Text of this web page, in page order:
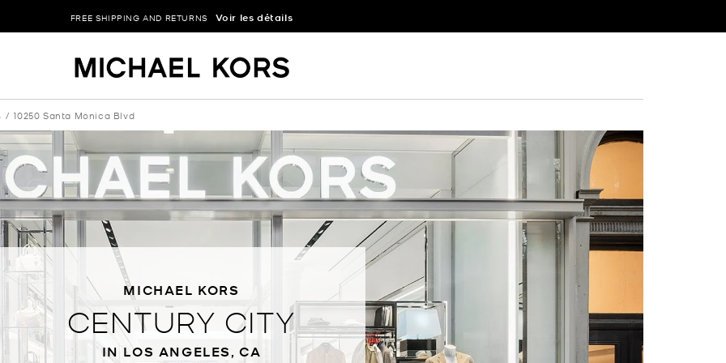
FREE SHIPPING AND RETURNS Voir les détails
10250 Santa Monica Blvd
MICHAEL KORS
CENTURY CITY
IN LOS ANGELES, CA